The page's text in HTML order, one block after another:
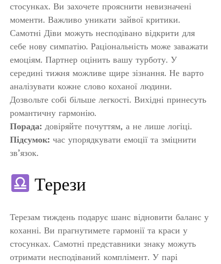
стосунках. Ви захочете прояснити невизначені
моменти. Важливо уникати зайвої критики.
Самотні Діви можуть несподівано відкрити для
себе нову симпатію. Раціональність може заважати
емоціям. Партнер оцінить вашу турботу. У
середині тижня можливе щире зізнання. Не варто
аналізувати кожне слово коханої людини.
Дозвольте собі більше легкості. Вихідні принесуть
романтичну гармонію.
Порада: довіряйте почуттям, а не лише логіці.
Підсумок: час упорядкувати емоції та зміцнити
зв’язок.
Терези
Терезам тиждень подарує шанс відновити баланс у
коханні. Ви прагнутимете гармонії та краси у
стосунках. Самотні представники знаку можуть
отримати несподіваний комплімент. У парі